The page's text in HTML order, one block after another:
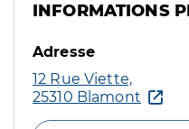
INFORMATIONS
Adresse
12 Rue Viette,
25310 Blamont